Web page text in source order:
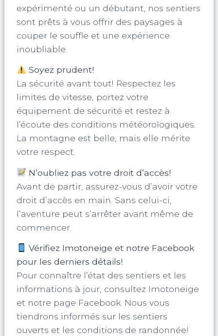
expérimenté ou un débutant, nos sentiers
sont prêts à vous offrir des paysages à
couper le souffle et une expérience
inoubliable.
Soyez prudent!
La sécurité avant tout! Respectez les
limites de vitesse, portez votre
équipement de sécurité et restez à
l’écoute des conditions météorologiques.
La montagne est belle, mais elle mérite
votre respect.
N’oubliez pas votre droit d’accès!
Avant de partir, assurez-vous d’avoir votre
droit d’accès en main. Sans celui-ci,
l’aventure peut s’arrêter avant même de
commencer.
Vérifiez Imotoneige et notre Facebook
pour les derniers détails!
Pour connaître l’état des sentiers et les
informations à jour, consultez Imotoneige
et notre page Facebook. Nous vous
tiendrons informés sur les sentiers
ouverts et les conditions de randonnée!